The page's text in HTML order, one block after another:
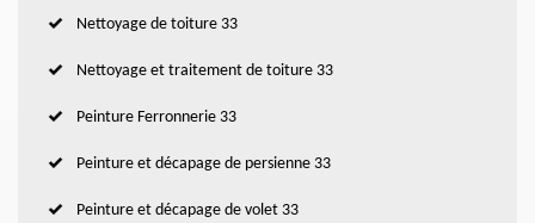
Nettoyage de toiture 33
Nettoyage et traitement de toiture 33
Peinture Ferronnerie 33
Peinture et décapage de persienne 33
Peinture et décapage de volet 33